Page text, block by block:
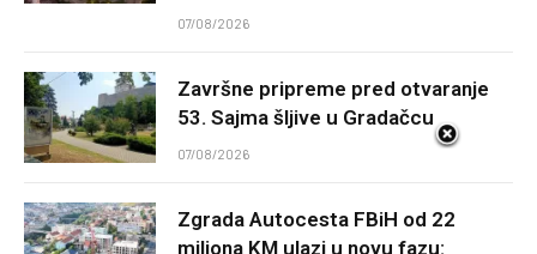
07/08/2026
Završne pripreme pred otvaranje
53. Sajma šljive u Gradačcu
07/08/2026
Zgrada Autocesta FBiH od 22
miliona KM ulazi u novu fazu: